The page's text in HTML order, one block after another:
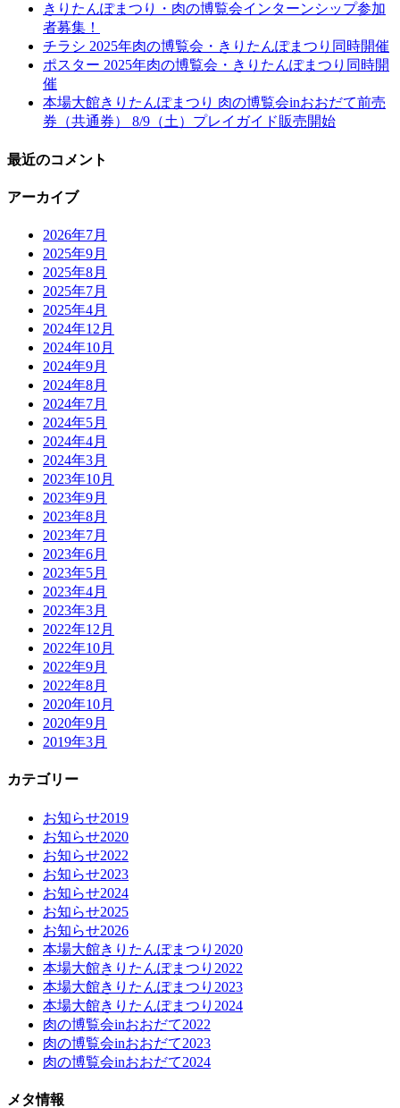
きりたんぽまつり・肉の博覧会インターンシップ参加
者募集！
チラシ 2025年肉の博覧会・きりたんぽまつり同時開催
ポスター 2025年肉の博覧会・きりたんぽまつり同時開
催
本場大館きりたんぽまつり 肉の博覧会inおおだて前売
券（共通券） 8/9（土）プレイガイド販売開始
最近のコメント
アーカイブ
2026年7月
2025年9月
2025年8月
2025年7月
2025年4月
2024年12月
2024年10月
2024年9月
2024年8月
2024年7月
2024年5月
2024年4月
2024年3月
2023年10月
2023年9月
2023年8月
2023年7月
2023年6月
2023年5月
2023年4月
2023年3月
2022年12月
2022年10月
2022年9月
2022年8月
2020年10月
2020年9月
2019年3月
カテゴリー
お知らせ2019
お知らせ2020
お知らせ2022
お知らせ2023
お知らせ2024
お知らせ2025
お知らせ2026
本場大館きりたんぽまつり2020
本場大館きりたんぽまつり2022
本場大館きりたんぽまつり2023
本場大館きりたんぽまつり2024
肉の博覧会inおおだて2022
肉の博覧会inおおだて2023
肉の博覧会inおおだて2024
メタ情報